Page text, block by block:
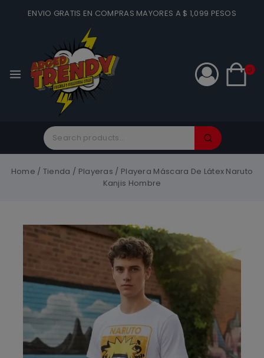
ENVIO GRATIS EN COMPRAS MAYORES A $ 1,099 PESOS
0
Home / Tienda / Playeras / Playera Máscara De Látex Naruto
Kanjis Hombre